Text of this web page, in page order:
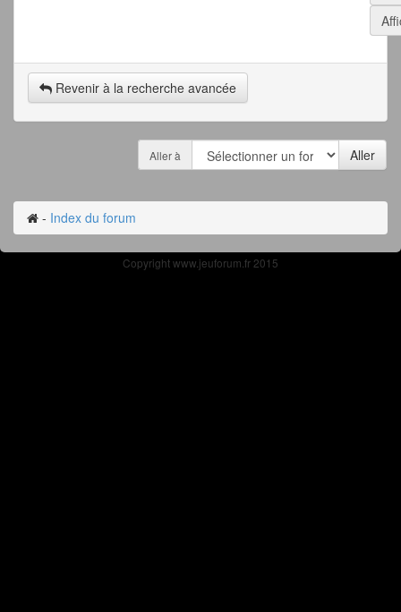
Revenir à la recherche avancée
Aller à
- Index du forum
Copyright www.jeuforum.fr 2015